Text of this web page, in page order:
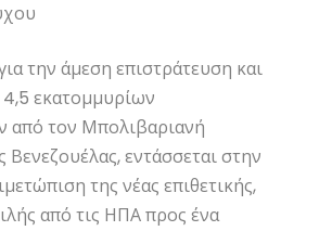
την άμεση επιστράτευση και
εκατομμυρίων
από τον Μπολιβαριανή
Βενεζουέλας, εντάσσεται στην
της νέας επιθετικής,
από τις ΗΠΑ προς ένα